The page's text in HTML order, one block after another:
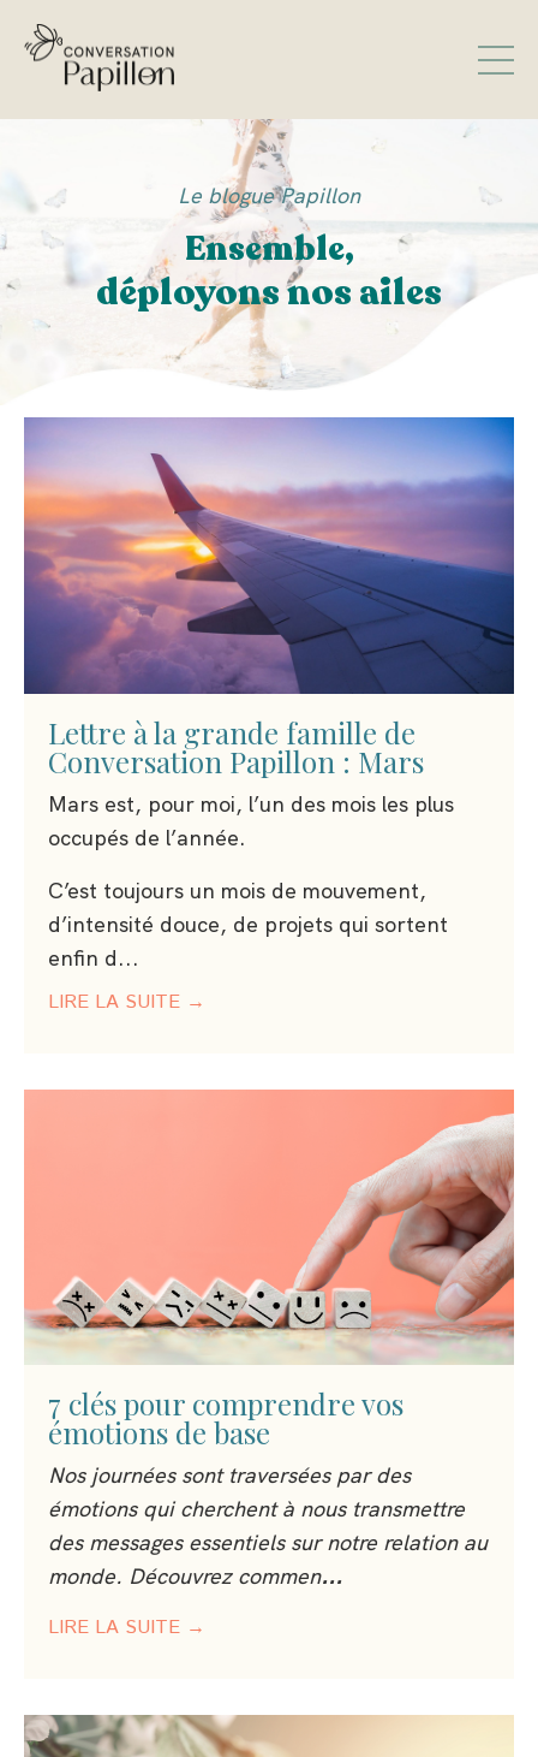
Le blogue Papillon
Ensemble,
déployons nos ailes
Lettre à la grande famille de
Conversation Papillon : Mars
Mars est, pour moi, l’un des mois les plus
occupés de l’année.
C’est toujours un mois de mouvement,
d’intensité douce, de projets qui sortent
enfin d...
LIRE LA SUITE →
7 clés pour comprendre vos
émotions de base
Nos journées sont traversées par des
émotions qui cherchent à nous transmettre
des messages essentiels sur notre relation au
monde. Découvrez commen...
LIRE LA SUITE →